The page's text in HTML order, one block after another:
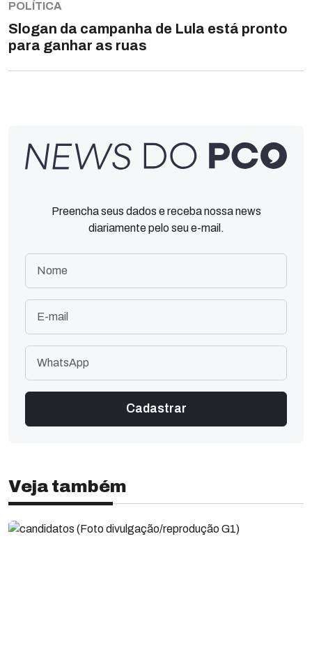
POLÍTICA
Slogan da campanha de Lula está pronto
para ganhar as ruas
Preencha seus dados e receba nossa news
diariamente pelo seu e-mail.
Veja também